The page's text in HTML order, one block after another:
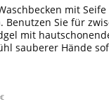
mit
Benutzen Sie für
mit
sauberer Hände